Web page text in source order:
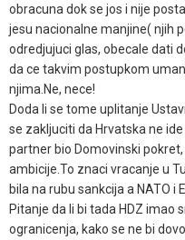
obracuna dok se jos i nije
jesu nacionalne manjine( njih
odredjujuci glas, obecale dati
da ce takvim postupkom
njima.Ne, nece!
Doda li se tome uplitanje
se zakljuciti da Hrvatska ne
partner bio Domovinski
ambicije.To znaci vracanje u
bila na rubu sankcija a NATO i
Pitanje da li bi tada HDZ imao
ogranicenja, kako se ne bi